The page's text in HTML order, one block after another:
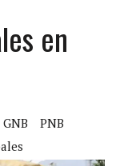
en
GNB
PNB